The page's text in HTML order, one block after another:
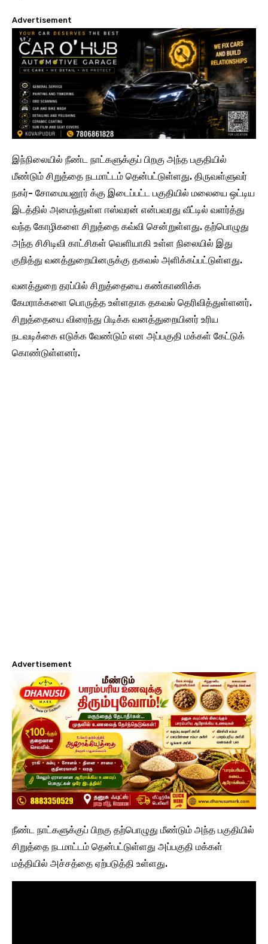
Advertisement
இந்நிலையில் நீண்ட நாட்களுக்குப் பிறகு அந்த பகுதியில்
மீண்டும் சிறுத்தை நடமாட்டம் தென்பட்டுள்ளது. திருவள்ளுவர்
நகர்- சோமையனூர் க்கு இடைப்பட்ட பகுதியில் மலையை ஒட்டிய
இடத்தில் அமைந்துள்ள ஈஸ்வரன் என்பவரது வீட்டில் வளர்த்து
வந்த கோழிகளை சிறுத்தை கவ்வி சென்றுள்ளது. தற்பொழுது
அந்த சிசிடிவி காட்சிகள் வெளியாகி உள்ள நிலையில் இது
குறித்து வனத்துறையினருக்கு தகவல் அளிக்கப்பட்டுள்ளது.
வனத்துறை தரப்பில் சிறுத்தையை கண்காணிக்க
கேமராக்களை பொருத்த உள்ளதாக தகவல் தெரிவித்துள்ளனர்.
சிறுத்தையை விரைந்து பிடிக்க வனத்துறையினர் உரிய
நடவடிக்கை எடுக்க வேண்டும் என அப்பகுதி மக்கள் கேட்டுக்
கொண்டுள்ளனர்.
Advertisement
நீண்ட நாட்களுக்குப் பிறகு தற்பொழுது மீண்டும் அந்த பகுதியில்
சிறுத்தை நடமாட்டம் தென்பட்டுள்ளது அப்பகுதி மக்கள்
மத்தியில் அச்சத்தை ஏற்படுத்தி உள்ளது.